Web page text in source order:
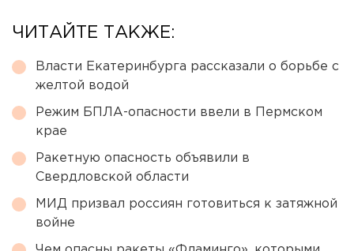
ЧИТАЙТЕ ТАКЖЕ:
Власти Екатеринбурга рассказали о борьбе с
желтой водой
Режим БПЛА-опасности ввели в Пермском
крае
Ракетную опасность объявили в
Свердловской области
МИД призвал россиян готовиться к затяжной
войне